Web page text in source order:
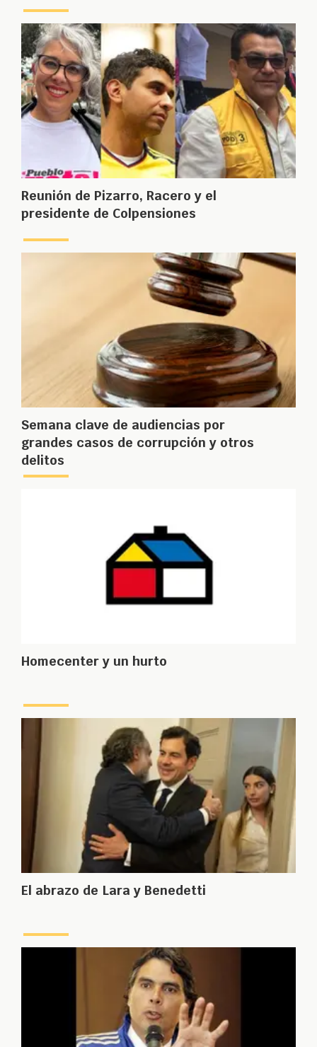
Reunión de Pizarro, Racero y el
presidente de Colpensiones
Semana clave de audiencias por
grandes casos de corrupción y otros
delitos
Homecenter y un hurto
El abrazo de Lara y Benedetti